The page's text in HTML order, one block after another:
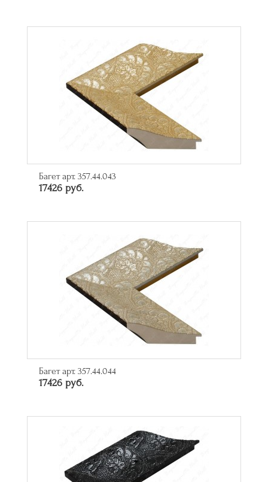
Багет арт. 357.44.043
17426 руб.
Багет арт. 357.44.044
17426 руб.